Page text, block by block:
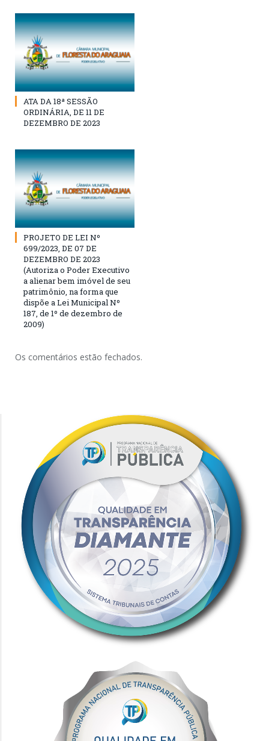
ATA DA 18ª SESSÃO
ORDINÁRIA, DE 11 DE
DEZEMBRO DE 2023
PROJETO DE LEI Nº
699/2023, DE 07 DE
DEZEMBRO DE 2023
(Autoriza o Poder Executivo
a alienar bem imóvel de seu
patrimônio, na forma que
dispõe a Lei Municipal Nº
187, de 1º de dezembro de
2009)
Os comentários estão fechados.